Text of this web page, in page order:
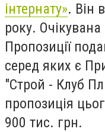
інтернату». Він
року.
Пропозиції
серед яких є
"Строй - Клуб
пропозиція
900 тис. грн.